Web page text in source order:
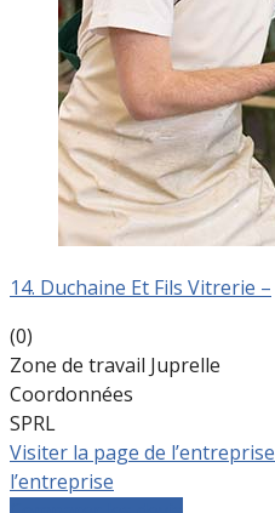
14. Duchaine Et Fils Vitrerie –
(0)
Zone de travail Juprelle
Coordonnées
SPRL
Visiter la page de l’entreprise
l’entreprise